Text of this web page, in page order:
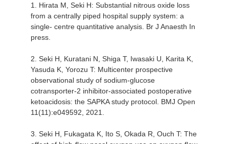
1. Hirata M, Seki H: Substantial nitrous oxide loss
from a centrally piped hospital supply system: a
single- centre quantitative analysis. Br J Anaesth In
press.
2. Seki H, Kuratani N, Shiga T, Iwasaki U, Karita K,
Yasuda K, Yorozu T: Multicenter prospective
observational study of sodium-glucose
cotransporter-2 inhibitor-associated postoperative
ketoacidosis: the SAPKA study protocol. BMJ Open
11(11):e049592, 2021.
3. Seki H, Fukagata K, Ito S, Okada R, Ouch T: The